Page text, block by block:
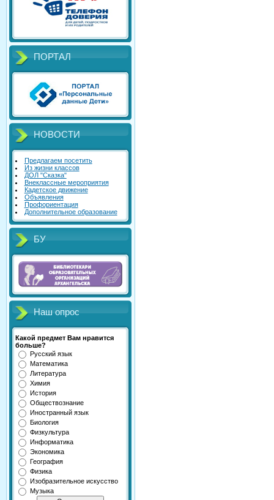
ПОРТАЛ
НОВОСТИ
Предлагаем посетить
Из жизни классов
ДОЛ "Сказка"
Внеклассные мероприятия
Кадетское движение
Объявления
Профориентация
Дополнительное образование
БУ
Наш опрос
Какой предмет Вам нравится
больше?
Русский язык
Математика
Литература
Химия
История
Обществознание
Иностранный язык
Биология
Физкультура
Информатика
Экономика
География
Физика
Изобразительное искусство
Музыка